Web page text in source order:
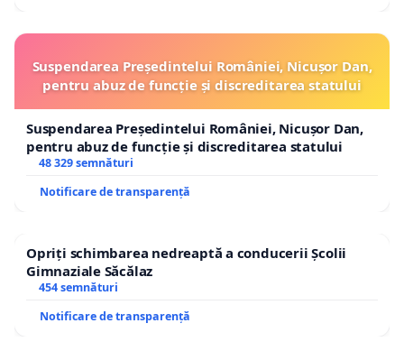
Suspendarea Președintelui României, Nicușor Dan,
pentru abuz de funcție și discreditarea statului
Suspendarea Președintelui României, Nicușor Dan,
pentru abuz de funcție și discreditarea statului
48 329 semnături
Notificare de transparență
Opriți schimbarea nedreaptă a conducerii Școlii
Gimnaziale Săcălaz
454 semnături
Notificare de transparență